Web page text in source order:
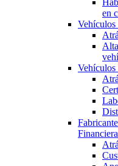
en
Vehículos